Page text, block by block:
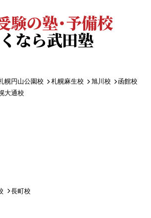
験の塾・予備校
なら武田塾
幌円山公園校 札幌麻生校 旭川校
函館校
大通校
長町校